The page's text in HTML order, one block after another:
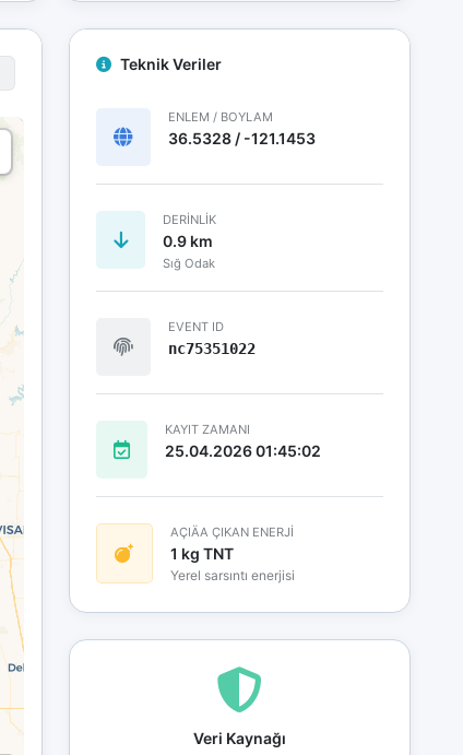
Teknik Veriler
ENLEM / BOYLAM
36.5328 / -121.1453
DERINLIK
0.9 km
Sığ Odak
EVENT ID
nc75351022
KAYIT ZAMANI
25.04.2026 01:45:02
AÇIÄA ÇIKAN ENERJİ
1 kg TNT
Yerel sarsıntı enerjisi
Veri Kaynağı